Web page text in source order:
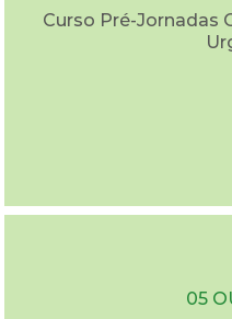
Curso Pré-Jornadas
05